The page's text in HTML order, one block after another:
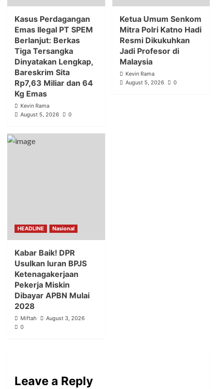
Kasus Perdagangan
Emas Ilegal PT SPEM
Berlanjut: Berkas
Tiga Tersangka
Dinyatakan Lengkap,
Bareskrim Sita
Rp7,63 Miliar dan 64
Kg Emas
Kevin Rama
August 5, 2026
0
Ketua Umum Senkom
Mitra Polri Katno Hadi
Resmi Dikukuhkan
Jadi Profesor di
Malaysia
Kevin Rama
August 5, 2026
0
HEADLINE Nasional
Kabar Baik! DPR
Usulkan Iuran BPJS
Ketenagakerjaan
Pekerja Miskin
Dibayar APBN Mulai
2028
Miftah
August 3, 2026
0
Leave a Reply